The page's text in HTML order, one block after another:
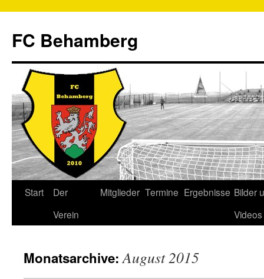
FC Behamberg
Start
Der
Verein
Mitglieder Termine Ergebnisse Bilder
Videos
Monatsarchive:August 2015